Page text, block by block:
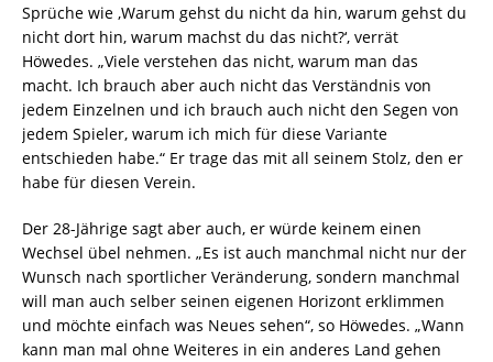
Sprüche wie ‚Warum gehst du nicht da hin, warum gehst du
nicht dort hin, warum machst du das nicht?‘, verrät
Höwedes. „Viele verstehen das nicht, warum man das
macht. Ich brauch aber auch nicht das Verständnis von
jedem Einzelnen und ich brauch auch nicht den Segen von
jedem Spieler, warum ich mich für diese Variante
entschieden habe.“ Er trage das mit all seinem Stolz, den er
habe für diesen Verein.
Der 28-Jährige sagt aber auch, er würde keinem einen
Wechsel übel nehmen. „Es ist auch manchmal nicht nur der
Wunsch nach sportlicher Veränderung, sondern manchmal
will man auch selber seinen eigenen Horizont erklimmen
und möchte einfach was Neues sehen“, so Höwedes. „Wann
kann man mal ohne Weiteres in ein anderes Land gehen